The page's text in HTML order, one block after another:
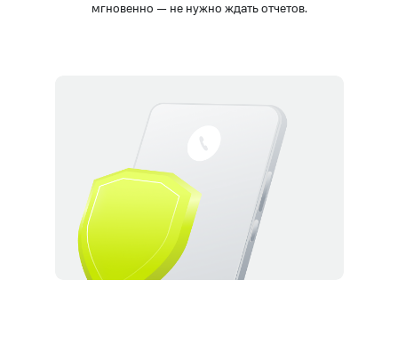
мгновенно — не нужно ждать отчетов.